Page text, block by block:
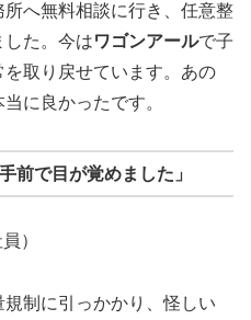
へ無料相談に行き、任意整
た。今はワゴンアールで子
取り戻せています。あの
に良かったです。
前で目が覚めました」
）
制に引っかかり、怪しい